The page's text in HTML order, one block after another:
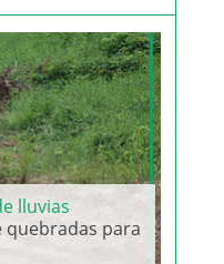
lluvias
quebradas para